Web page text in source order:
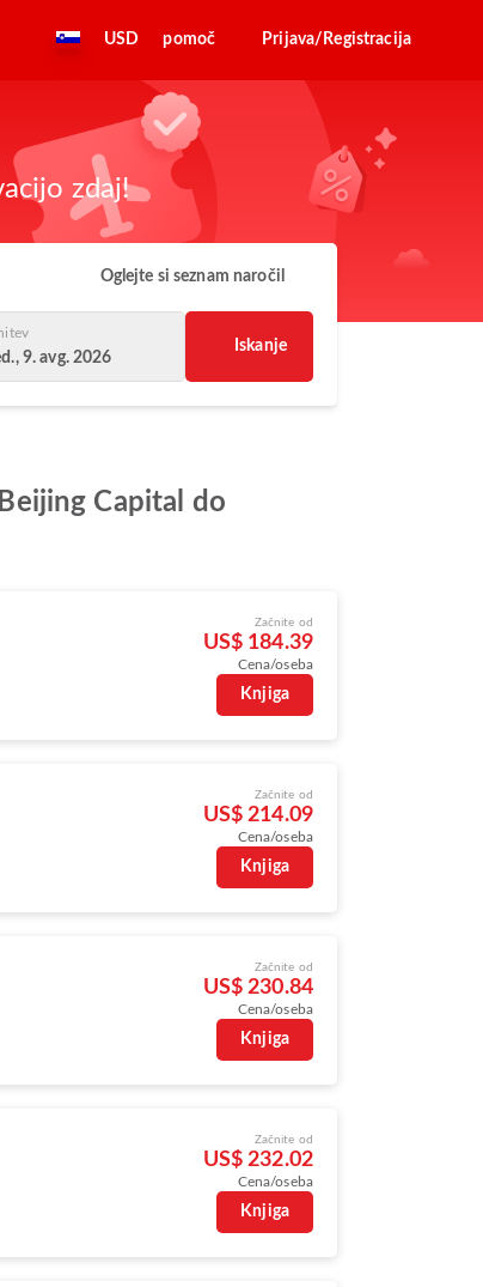
USD pomoč Prijava/Registracija
zdaj!
Oglejte si seznam naročil
9. avg. 2026
Iskanje
Capital do
Začnite od
US$ 184.39
Cena/oseba
Knjiga
Začnite od
US$ 214.09
Cena/oseba
Knjiga
Začnite od
US$ 230.84
Cena/oseba
Knjiga
Začnite od
US$ 232.02
Cena/oseba
Knjiga